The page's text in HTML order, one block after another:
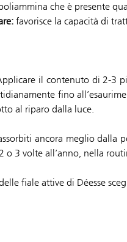
che è presente
favorisce la capacità di
il contenuto di 2-3
fino
al riparo dalla luce.
ancora meglio
3 volte all’anno, nella
fiale attive di Déesse